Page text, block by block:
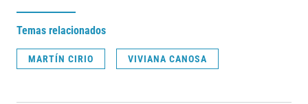
Temas relacionados
MARTÍN CIRIO VIVIANA CANOSA